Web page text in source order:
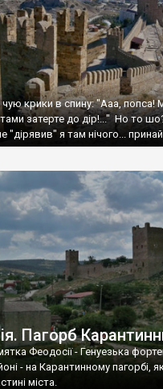
крики в спину: "Ааа, попса!
затерте до дір!..." Но то
"дірявив" я там нічого...
Пагорб
Феодосії - Генуезька
- на Карантинному пагорбі,
міста.